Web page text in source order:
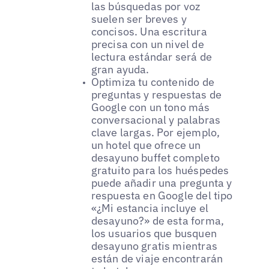
las búsquedas por voz
suelen ser breves y
concisos. Una escritura
precisa con un nivel de
lectura estándar será de
gran ayuda.
Optimiza tu contenido de
preguntas y respuestas de
Google con un tono más
conversacional y palabras
clave largas. Por ejemplo,
un hotel que ofrece un
desayuno buffet completo
gratuito para los huéspedes
puede añadir una pregunta y
respuesta en Google del tipo
«¿Mi estancia incluye el
desayuno?» de esta forma,
los usuarios que busquen
desayuno gratis mientras
están de viaje encontrarán